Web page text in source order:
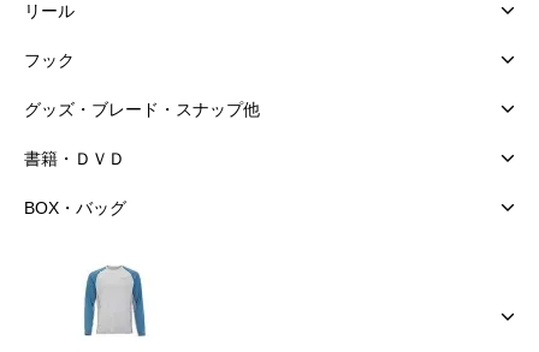
リール
フック
グッズ・ブレード・スナップ他
書籍・ＤＶＤ
BOX・バッグ